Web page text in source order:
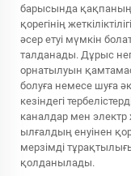
барысында қақпаның
қорегінің
әсер етуі мүмкін
талданады. Дұрыс
орнатылуын
болуға немесе шуға
кезіндегі
каналдар мен электр
ылғалдың енуінен
мерзімді
қолданылады.